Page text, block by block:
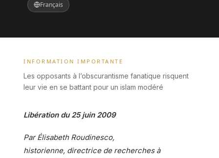
Français
INFORMATION IMPORTANTE
Les opposants à l’obscurantisme fanatique risquent
leur vie en se battant pour un islam modéré
Libération du 25 juin 2009
Par Élisabeth Roudinesco,
historienne, directrice de recherches à